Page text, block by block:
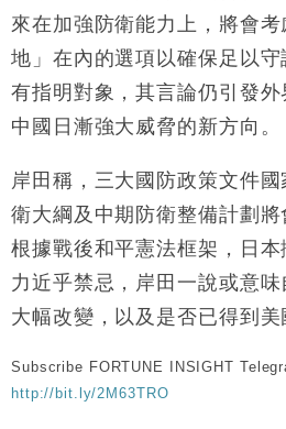
17:38 經濟｜大摩看淡內房今年
定新機售價
15:38
本地｜香港迪拜下月10日
14:49
財經｜大摩削老鋪黃金目
持」評級
13:49
本地｜華嫂冰室太子店涉
勞工一年
12:11
中國｜強颱風「白海豚」
機
47仙
17:33
財經｜滙豐上調香港今年
來在加強防衛能力上，將會
地」在內的選項以確保足以
有指明對象，其言論仍引發
中國日漸強大威脅的新方向。
岸田稱，三大國防政策文件
衛大綱及中期防衛整備計劃將
根據戰後和平憲法框架，日
力近乎禁忌，岸田一說或意
大幅改變，以及是否已得到美
Subscribe FORTUNE INSIGHT
http://bit.ly/2M63TRO